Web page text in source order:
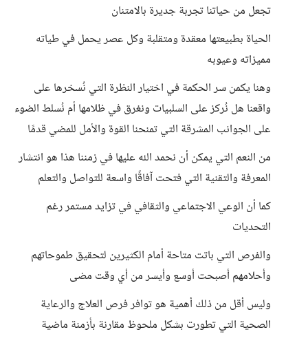
تجعل من حياتنا تجربة جديرة بالامتنان
الحياة بطبيعتها معقدة ومتقلبة وكل عصر يحمل في طياته
مميزاته وعيوبه
وهنا يكمن سر الحكمة في اختيار النظرة التي نُسخرها على
واقعنا هل نُركز على السلبيات ونغرق في ظلامها أم نُسلط الضوء
على الجوانب المشرقة التي تمنحنا القوة والأمل للمضي قدمًا
من النعم التي يمكن أن نحمد الله عليها في زمننا هذا هو انتشار
المعرفة والتقنية التي فتحت آفاقًا واسعة للتواصل والتعلم
كما أن الوعي الاجتماعي والثقافي في تزايد مستمر رغم
التحديات
والفرص التي باتت متاحة أمام الكثيرين لتحقيق طموحاتهم
وأحلامهم أصبحت أوسع وأيسر من أي وقت مضى
وليس أقل من ذلك أهمية هو توافر فرص العلاج والرعاية
الصحية التي تطورت بشكل ملحوظ مقارنة بأزمنة ماضية